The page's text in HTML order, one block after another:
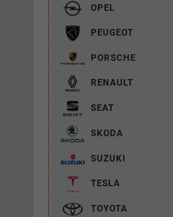
OPEL
PEUGEOT
PORSCHE
RENAULT
SEAT
SKODA
SUZUKI
TESLA
TOYOTA